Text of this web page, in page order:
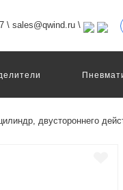
\ sales@qwind.ru \
Технология
двустороннего